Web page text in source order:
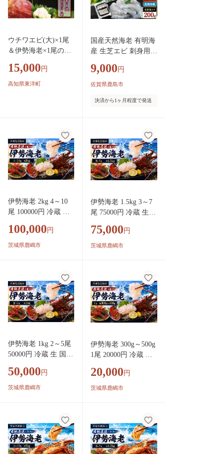
ウチワエビ(大)×1尾
＆伊勢海老×1尾の豪
町産 天然 新鮮 海鮮
刺身 焼き ボイル 四
15,000 円
高知県東洋町
国産天然海老 有明海
産 生芝エビ 刺身用 2
生食用 ｜化粧箱入り
のし対応 贈答用 ギフ
33
9,000 円
佐賀県鹿島市
決済から1ヶ月程度で発送
伊勢海老 2kg 4～10
尾 100000円 冷蔵 生
国産 鹿島灘 鹿島灘
産 厳選 伊勢エビ エ
の極み 刺身 さしみ
味噌汁 鍋 塩ゆで ぷ
りぷり 海の恵み グ
リル グラタン 濃厚
甘み 特別 荒波育ち
ゼント 贈り物 お中
元 ギフト 仲野水産
茨城県 鹿嶋市 茨城
鹿嶋
100,000 円
茨城県鹿嶋市
伊勢海老 1.5kg 3～7
尾 75000円 冷蔵 生
国産 鹿島灘 鹿島灘産
厳選 伊勢エビ エビ
み 刺身 さしみ 味噌
汁 鍋 塩ゆで ぷりぷ
り 海の恵み グリル
グラタン 濃厚 甘み
特別 荒波育ち ボイル
物 お中元 ギフト 仲
野水産 茨城県 鹿嶋市
茨城 鹿嶋
75,000 円
茨城県鹿嶋市
伊勢海老 1kg 2～5尾
50000円 冷蔵 生 国産
鹿島灘 鹿島灘産 厳
選 伊勢エビ エビ 海
み 刺身 さしみ 味噌
汁 鍋 塩ゆで ぷりぷ
り 海の恵み グリル
グラタン 濃厚 甘み
50,000 円
茨城県鹿嶋市
伊勢海老 300g～500g
1尾 20000円 冷蔵 生
国産 鹿島灘 鹿島灘産
厳選 伊勢エビ エビ
み 刺身 さしみ 味噌
汁 鍋 塩ゆで ぷりぷ
り 海の恵み グリル
グラタン 濃厚 甘み
20,000 円
茨城県鹿嶋市